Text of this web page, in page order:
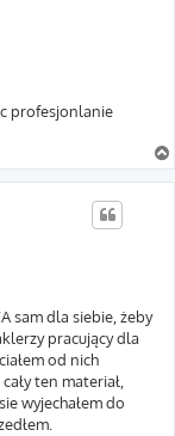
profesjonlanie
sam dla siebie, żeby
pracujący dla
od nich
ten materiał,
wyjechałem do